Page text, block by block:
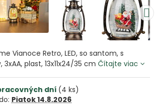
Vianoce Retro, LED, so santom, s
plast, 13x11x24/35 cm Čítajte viac
dní (4 ks)
Piatok14.8.2026